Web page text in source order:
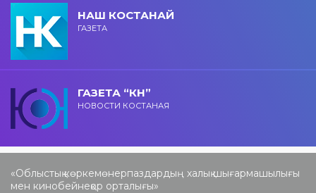
НАШ КОСТАНАЙ
ГАЗЕТА
ГАЗЕТА “КН”
НОВОСТИ КОСТАНАЯ
«Облыстық көркемөнерпаздардың халық шығармашылығы
мен кинобейнеқор орталығы»